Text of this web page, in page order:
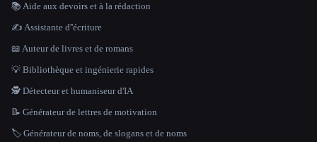
📚 Aide aux devoirs et à la rédaction
✍️ Assistante d''écriture
📖 Auteur de livres et de romans
💡 Bibliothèque et ingénierie rapides
🕵️ Détecteur et humaniseur d'IA
📝 Générateur de lettres de motivation
🏷️ Générateur de noms, de slogans et de noms